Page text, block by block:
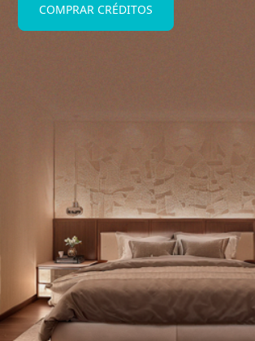
COMPRAR CRÉDITOS